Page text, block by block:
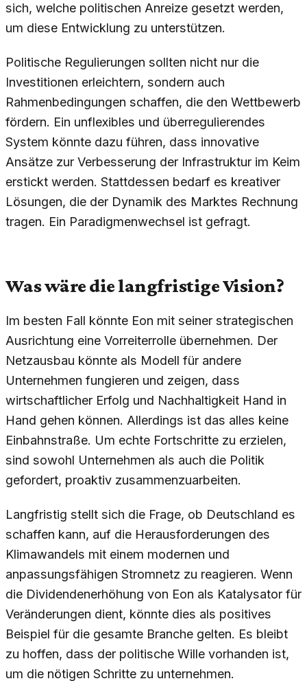
sich, welche politischen Anreize gesetzt werden,
um diese Entwicklung zu unterstützen.
Politische Regulierungen sollten nicht nur die
Investitionen erleichtern, sondern auch
Rahmenbedingungen schaffen, die den Wettbewerb
fördern. Ein unflexibles und überregulierendes
System könnte dazu führen, dass innovative
Ansätze zur Verbesserung der Infrastruktur im Keim
erstickt werden. Stattdessen bedarf es kreativer
Lösungen, die der Dynamik des Marktes Rechnung
tragen. Ein Paradigmenwechsel ist gefragt.
Was wäre die langfristige Vision?
Im besten Fall könnte Eon mit seiner strategischen
Ausrichtung eine Vorreiterrolle übernehmen. Der
Netzausbau könnte als Modell für andere
Unternehmen fungieren und zeigen, dass
wirtschaftlicher Erfolg und Nachhaltigkeit Hand in
Hand gehen können. Allerdings ist das alles keine
Einbahnstraße. Um echte Fortschritte zu erzielen,
sind sowohl Unternehmen als auch die Politik
gefordert, proaktiv zusammenzuarbeiten.
Langfristig stellt sich die Frage, ob Deutschland es
schaffen kann, auf die Herausforderungen des
Klimawandels mit einem modernen und
anpassungsfähigen Stromnetz zu reagieren. Wenn
die Dividendenerhöhung von Eon als Katalysator für
Veränderungen dient, könnte dies als positives
Beispiel für die gesamte Branche gelten. Es bleibt
zu hoffen, dass der politische Wille vorhanden ist,
um die nötigen Schritte zu unternehmen.